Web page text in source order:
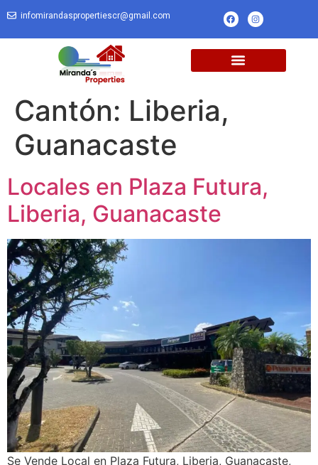
infomirandaspropertiescr@gmail.com
Cantón: Liberia,
Guanacaste
Locales en Plaza Futura,
Liberia, Guanacaste
Se Vende Local en Plaza Futura, Liberia, Guanacaste,